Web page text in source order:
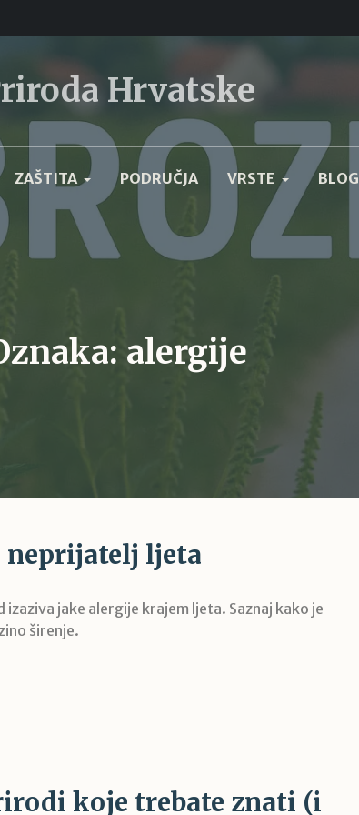
Hrvatske
ZAŠTITA PODRUČJA VRSTE BLOG
alergije
ljeta
jake alergije krajem ljeta. Saznaj kako je
širenje.
koje trebate znati (i